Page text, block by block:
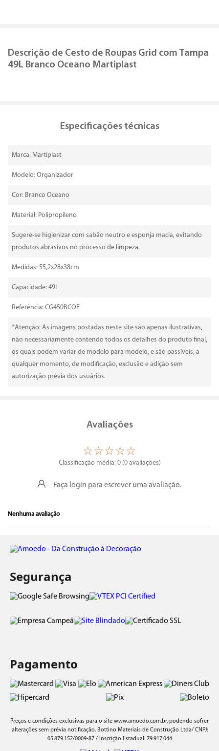
Descrição de Cesto de Roupas Grid com Tampa
49L Branco Oceano Martiplast
Especificações técnicas
Marca: Martiplast
Modelo: Organizador
Cor: Branco Oceano
Material: Polipropileno
Sugere-se higienizar com sabão neutro e esponja macia, evitando
produtos abrasivos no processo de limpeza.
Medidas: 55,2x28x38cm
Capacidade: 49L
Referência: CG450BCOF
*Atenção: As imagens postadas neste site são apenas ilustrativas,
não necessariamente contendo todos os detalhes do produto final,
os quais podem variar de modelo para modelo, e são passíveis, a
qualquer momento, de modificação, exclusão e adição sem
autorização prévia dos usuários.
Avaliações
☆☆☆☆☆
Classificação média: 0 (0 avaliações)
Faça login para escrever uma avaliação.
Nenhuma avaliação
Segurança
Pagamento
Preços e condições exclusivas para o site www.amoedo.com.br, podendo sofrer
alterações sem prévia notificação. Bottino Materiais de Construção Ltda/ CNPJ:
05.879.152/0009-87 / Inscrição Estadual: 79.917.044